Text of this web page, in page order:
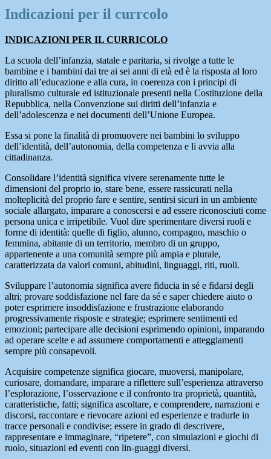
Indicazioni per il currcolo
INDICAZIONI PER IL CURRICOLO
La scuola dell’infanzia, statale e paritaria, si rivolge a tutte le
bambine e i bambini dai tre ai sei anni di età ed è la risposta al loro
diritto all’educazione e alla cura, in coerenza con i principi di
pluralismo culturale ed istituzionale presenti nella Costituzione della
Repubblica, nella Convenzione sui diritti dell’infanzia e
dell’adolescenza e nei documenti dell’Unione Europea.
Essa si pone la finalità di promuovere nei bambini lo sviluppo
dell’identità, dell’autonomia, della competenza e li avvia alla
cittadinanza.
Consolidare l’identità significa vivere serenamente tutte le
dimensioni del proprio io, stare bene, essere rassicurati nella
molteplicità del proprio fare e sentire, sentirsi sicuri in un ambiente
sociale allargato, imparare a conoscersi e ad essere riconosciuti come
persona unica e irripetibile. Vuol dire sperimentare diversi ruoli e
forme di identità: quelle di figlio, alunno, compagno, maschio o
femmina, abitante di un territorio, membro di un gruppo,
appartenente a una comunità sempre più ampia e plurale,
caratterizzata da valori comuni, abitudini, linguaggi, riti, ruoli.
Sviluppare l’autonomia significa avere fiducia in sé e fidarsi degli
altri; provare soddisfazione nel fare da sé e saper chiedere aiuto o
poter esprimere insoddisfazione e frustrazione elaborando
progressivamente risposte e strategie; esprimere sentimenti ed
emozioni; partecipare alle decisioni esprimendo opinioni, imparando
ad operare scelte e ad assumere comportamenti e atteggiamenti
sempre più consapevoli.
Acquisire competenze significa giocare, muoversi, manipolare,
curiosare, domandare, imparare a riflettere sull’esperienza attraverso
l’esplorazione, l’osservazione e il confronto tra proprietà, quantità,
caratteristiche, fatti; significa ascoltare, e comprendere, narrazioni e
discorsi, raccontare e rievocare azioni ed esperienze e tradurle in
tracce personali e condivise; essere in grado di descrivere,
rappresentare e immaginare, “ripetere”, con simulazioni e giochi di
ruolo, situazioni ed eventi con lin-guaggi diversi.